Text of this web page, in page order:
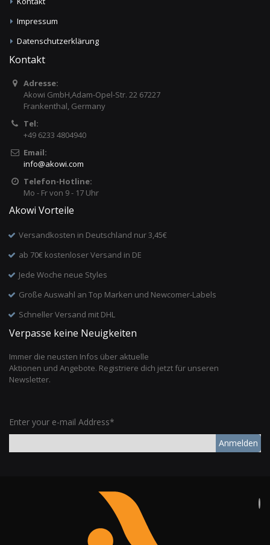
Impressum
Datenschutzerklärung
Kontakt
Adresse:
Akowi GmbH,Adam-Opel-Str. 22 67227
Frankenthal, Germany
Tel:
+49 6233 4804940
Email:
info@akowi.com
Telefon-Hotline:
Mo - Fr von 9 - 17 Uhr
Akowi Vorteile
Versandkosten in Deutschland nur 3,45€
ab 70€ kostenloser Versand in DE
Jede Woche neue Styles
Große Auswahl an Top Marken und Newcomer-Labels
Schneller Versand mit DHL
Verpasse keine Neuigkeiten
Immer die neusten Infos über aktuelle
Aktionen und Angebote. Registriere dich jetzt für unseren
Newsletter.
Enter your e-mail Address*
Anmelden